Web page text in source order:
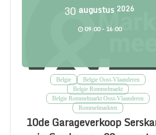
30 augustus 2026
09:00 - 16:00
Belgie
Belgie Oost-Vlaanderen
Belgie Rommelmarkt
Belgie Rommelmarkt Oost-Vlaanderen
Rommelmarkten
10de Garageverkoop